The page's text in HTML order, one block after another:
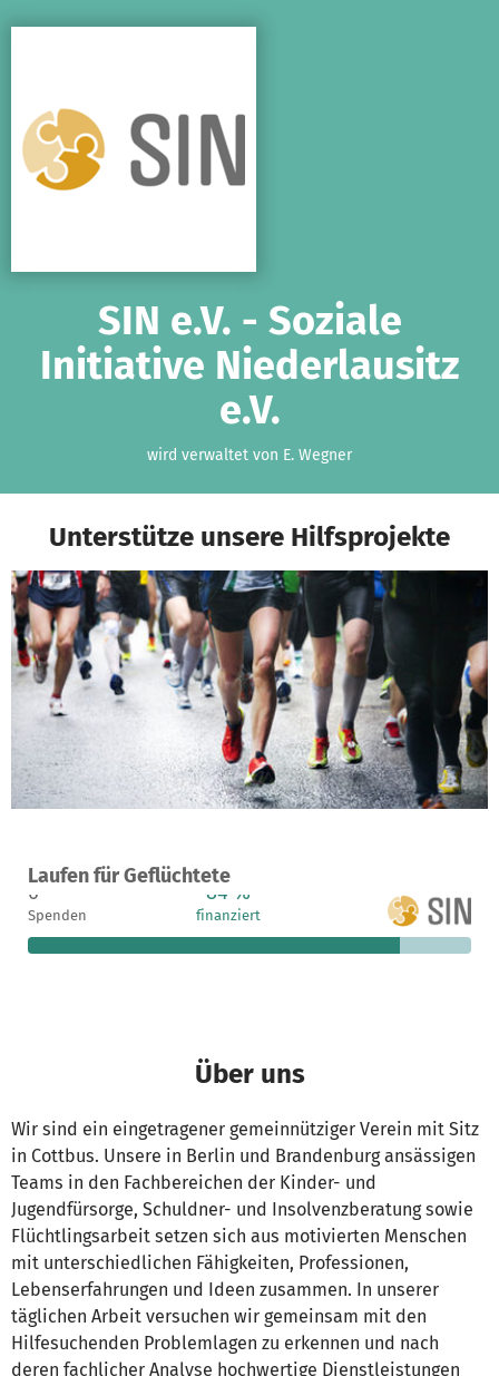
SIN e.V. - Soziale
Initiative Niederlausitz
e.V.
wird verwaltet von E. Wegner
Unterstütze unsere Hilfsprojekte
Laufen für Geflüchtete
Ein Projekt in Berlin, Deutschland
6
Spenden
84 %
finanziert
160 €
fehlen noch
Über uns
Wir sind ein eingetragener gemeinnütziger Verein mit Sitz
in Cottbus. Unsere in Berlin und Brandenburg ansässigen
Teams in den Fachbereichen der Kinder- und
Jugendfürsorge, Schuldner- und Insolvenzberatung sowie
Flüchtlingsarbeit setzen sich aus motivierten Menschen
mit unterschiedlichen Fähigkeiten, Professionen,
Lebenserfahrungen und Ideen zusammen. In unserer
täglichen Arbeit versuchen wir gemeinsam mit den
Hilfesuchenden Problemlagen zu erkennen und nach
deren fachlicher Analyse hochwertige Dienstleistungen